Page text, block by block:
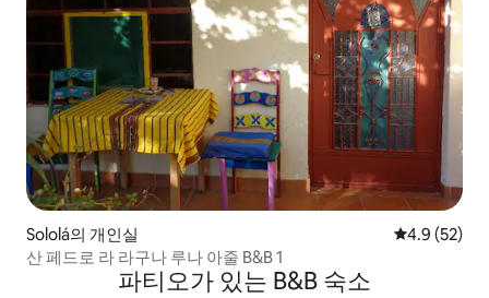
Sololá의 개인실 평점 4.9점(5
4.9 (52)
산 페드로 라 라구나 루나 아줄 B&B 1
파티오가 있는 B&B 숙소